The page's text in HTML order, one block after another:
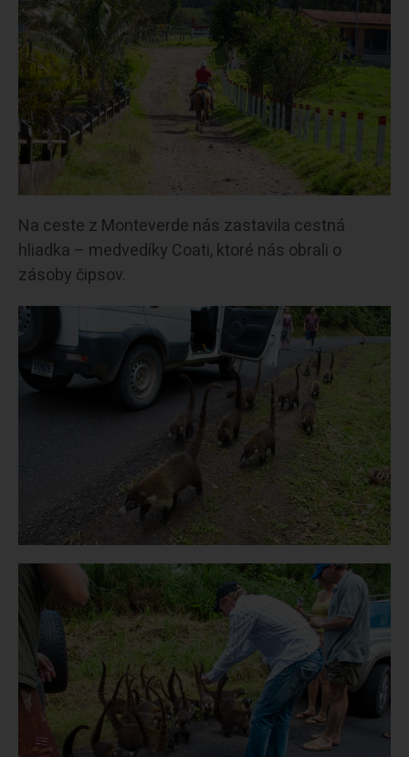
Na ceste z Monteverde nás zastavila cestná
hliadka – medvedíky Coati, ktoré nás obrali o
zásoby čipsov.